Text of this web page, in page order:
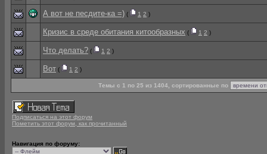
А вот не песдите-ка =) ( 1 2 )
Кризис в среде обитания китообразных ( 1 2 )
Что делать? ( 1 2 )
Вот ( 1 2 )
Темы с 1 по 25 из 1404, сортированные по
Подписаться на этот форум
Пометить этот форум, как прочитанный
Навигация по форуму: